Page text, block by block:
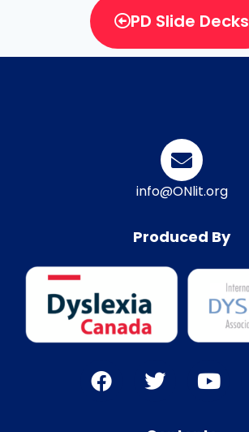
PD Slide Decks
info@ONlit.org
Produced By